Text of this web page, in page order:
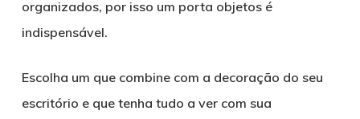
organizados, por isso um porta objetos é
indispensável.
Escolha um que combine com a decoração do seu
escritório e que tenha tudo a ver com sua